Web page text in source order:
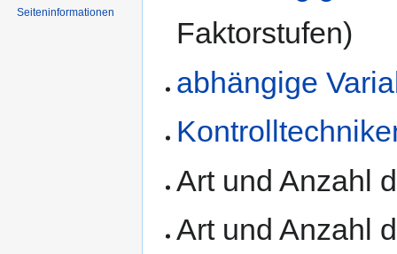
Faktorstufen)
abhängige
Art und Anzahl
Art und Anzahl
Seiten­informationen